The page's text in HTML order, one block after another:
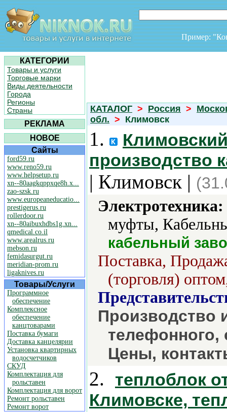
Пример:
КАТЕГОРИИ
Товары и услуги
Торговые марки
Виды деятельности
Города
Регионы
Страны
РЕКЛАМА
НОВОЕ
Сайты
ford59.ru
www.reno59.ru
www.helpsetup.ru
xn--80aagkqppxqe8h.x...
zao-szsk.ru
www.europeaneducatio...
prestigerus.ru
rollerdoor.ru
xn--80aibuxhdbs1g.xn...
qmedical.co.il
www.arealrus.ru
mebson.ru
femidasurgut.ru
meridian-prom.ru
ligaknives.ru
Товары/Услуги
Программное
обеспечение
Комплексное
обеспечение
канцтоварами
Поставка бумаги
Доставка канцелярии
Установка квартирных
водосчетчиков
СКУД
Комплектация для
рольставен
Комплектация для ворот
Ремонт рольставен
Ремонт ворот
КАТАЛОГ > Россия >
обл. > Климовск
1.
производство
| Климовск |
Электротехника:
муфты,
кабельный
Поставка,
(торговля)
Производство
телефонного,
Цены,
2.
теплоблок
Климовске,